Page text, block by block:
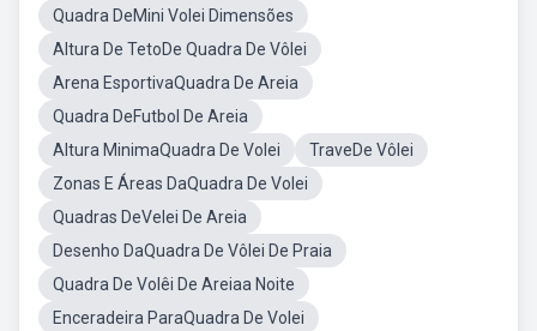
Quadra DeMini Volei Dimensões
Altura De TetoDe Quadra De Vôlei
Arena EsportivaQuadra De Areia
Quadra DeFutbol De Areia
Altura MinimaQuadra De Volei
TraveDe Vôlei
Zonas E Áreas DaQuadra De Volei
Quadras DeVelei De Areia
Desenho DaQuadra De Vôlei De Praia
Quadra De Volêi De Areiaa Noite
Enceradeira ParaQuadra De Volei